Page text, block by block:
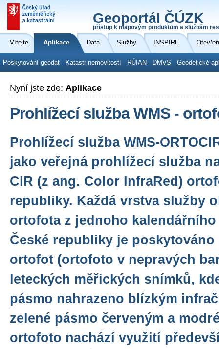
Geoportál ČÚZK
přístup k mapovým produktům a službám
Vítejte Aplikace Data Služby INSPIRE
Poskytování geodat Katastr nemovitostí RÚIAN DMVS Geodetické
Nyní jste zde: Aplikace
Prohlížecí služba WMS -
Prohlížecí služba WMS-
jako veřejná prohlížecí služba
CIR (z ang. Color InfraRed)
republiky. Každá vrstva služby
ortofota z jednoho
České republiky je poskytováno
ortofot (ortofoto v nepravých
leteckých měřických snímků,
pásmo nahrazeno blízkým
zelené pásmo červeným a
ortofoto nachází využití